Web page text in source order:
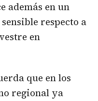
además en un
respecto a
en
que en los
regional ya